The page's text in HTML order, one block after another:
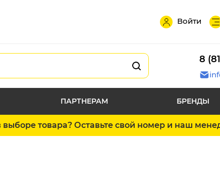
Войти
8
ПАРТНЕРАМ БРЕНДЫ
товара? Оставьте свой номер и наш